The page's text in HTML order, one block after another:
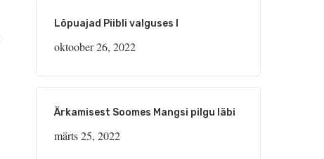
Lõpuajad Piibli valguses I
oktoober 26, 2022
Ärkamisest Soomes Mangsi pilgu läbi
märts 25, 2022